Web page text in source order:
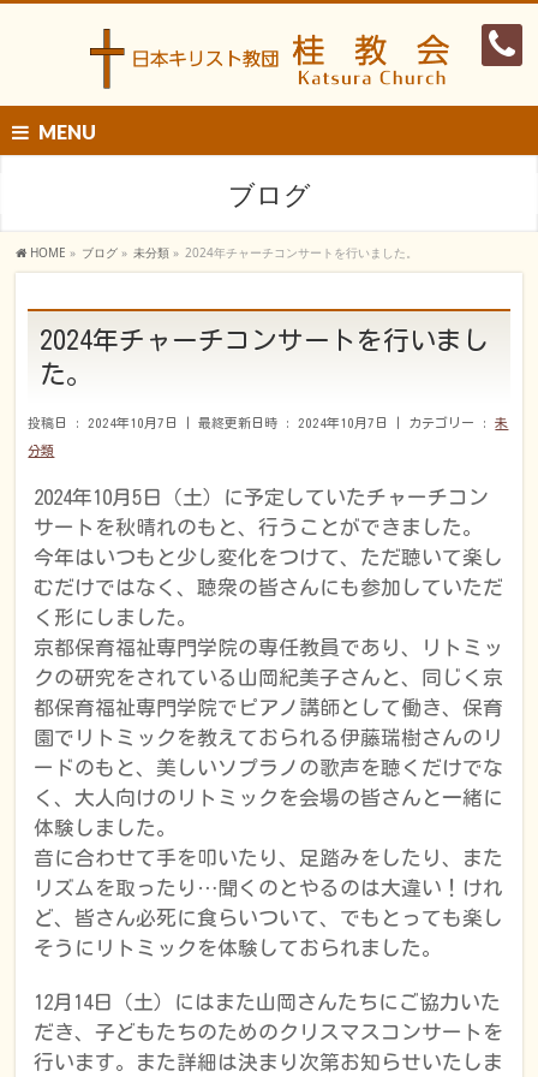
MENU
ブログ
HOME » ブログ » 未分類 » 2024年チャーチコンサートを行いました。
2024年チャーチコンサートを行いまし
た。
投稿日 : 2024年10月7日 最終更新日時 : 2024年10月7日 カテゴリー :未
分類
2024年10月5日（土）に予定していたチャーチコン
サートを秋晴れのもと、行うことができました。
今年はいつもと少し変化をつけて、ただ聴いて楽し
むだけではなく、聴衆の皆さんにも参加していただ
く形にしました。
京都保育福祉専門学院の専任教員であり、リトミッ
クの研究をされている山岡紀美子さんと、同じく京
都保育福祉専門学院でピアノ講師として働き、保育
園でリトミックを教えておられる伊藤瑞樹さんのリ
ードのもと、美しいソプラノの歌声を聴くだけでな
く、大人向けのリトミックを会場の皆さんと一緒に
体験しました。
音に合わせて手を叩いたり、足踏みをしたり、また
リズムを取ったり…聞くのとやるのは大違い！けれ
ど、皆さん必死に食らいついて、でもとっても楽し
そうにリトミックを体験しておられました。
12月14日（土）にはまた山岡さんたちにご協力いた
だき、子どもたちのためのクリスマスコンサートを
行います。また詳細は決まり次第お知らせいたしま